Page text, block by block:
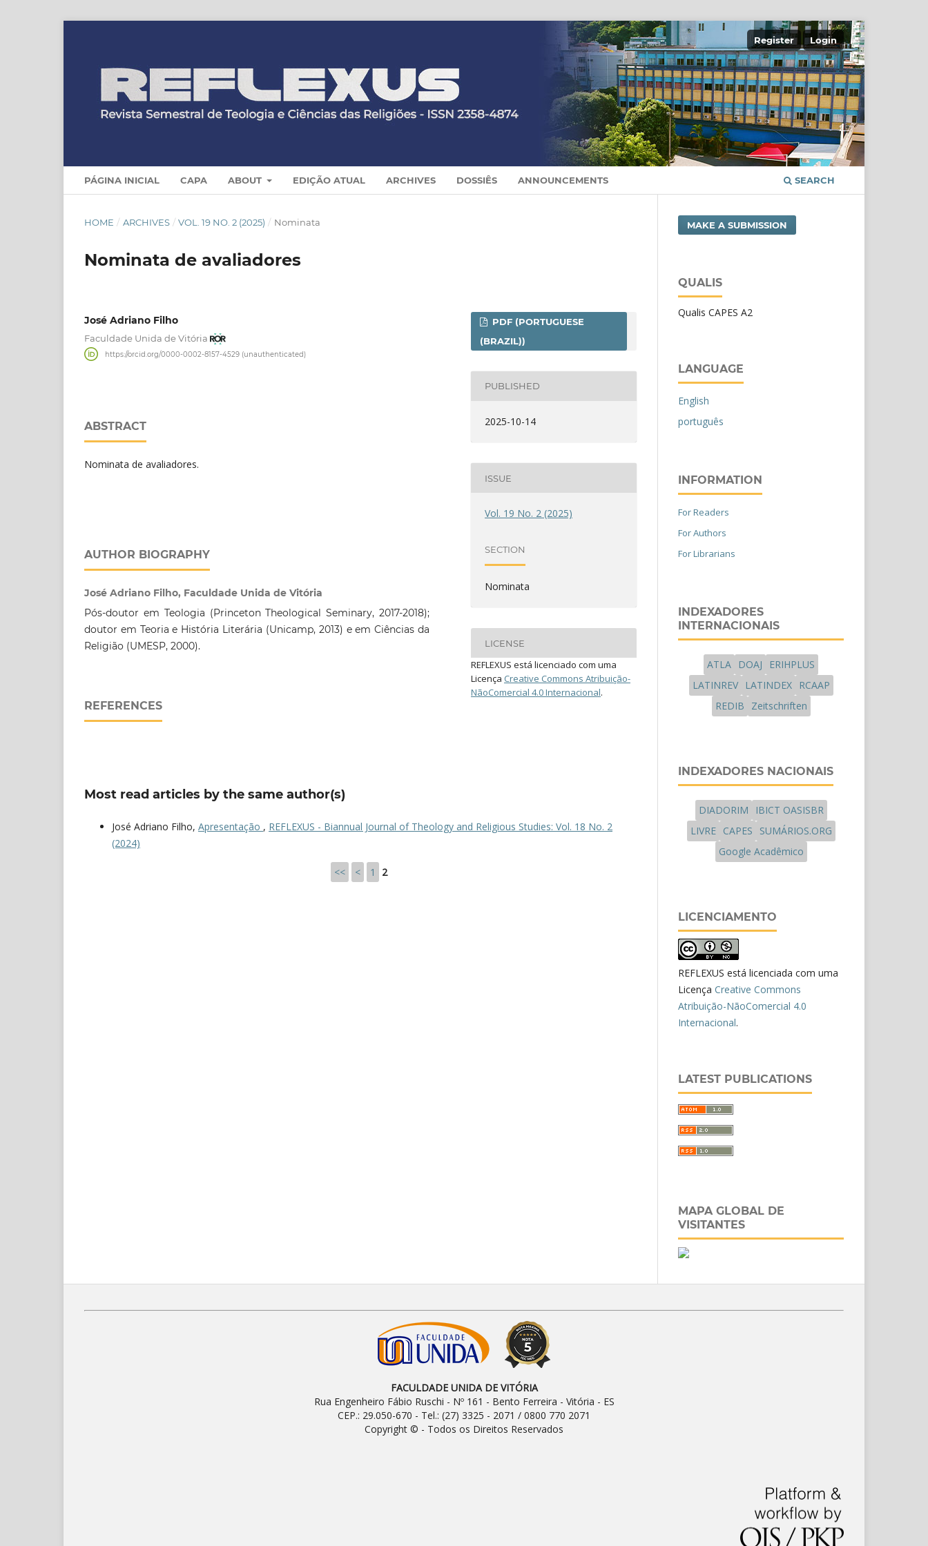
PÁGINA INICIAL CAPA ABOUT EDIÇÃO ATUAL ARCHIVES DOSSIÊS ANNOUNCEMENTS SEARCH
Register Login
HOME / ARCHIVES / VOL. 19 NO. 2 (2025) / Nominata
Nominata de avaliadores
José Adriano Filho
Faculdade Unida de Vitória
https://orcid.org/0000-0002-8157-4529 (unauthenticated)
ABSTRACT
Nominata de avaliadores.
AUTHOR BIOGRAPHY
José Adriano Filho, Faculdade Unida de Vitória
Pós-doutor em Teologia (Princeton Theological Seminary, 2017-2018);
doutor em Teoria e História Literária (Unicamp, 2013) e em Ciências da
Religião (UMESP, 2000).
REFERENCES
PDF (PORTUGUESE
(BRAZIL))
PUBLISHED
2025-10-14
ISSUE
Vol. 19 No. 2 (2025)
SECTION
Nominata
LICENSE
REFLEXUS está licenciado com uma
Licença Creative Commons Atribuição-
NãoComercial 4.0 Internacional.
Most read articles by the same author(s)
José Adriano Filho, Apresentação , REFLEXUS - Biannual Journal of Theology and Religious Studies: Vol. 18 No. 2
(2024)
<< < 1 2
MAKE A SUBMISSION
QUALIS
Qualis CAPES A2
LANGUAGE
English
português
INFORMATION
For Readers
For Authors
For Librarians
INDEXADORES
INTERNACIONAIS
ATLA DOAJ
ERIHPLUS
LATINREV
LATINDEX
RCAAP
REDIB
Zeitschriften
INDEXADORES NACIONAIS
DIADORIM
IBICT OASISBR
LIVRE
CAPES
SUMÁRIOS.ORG
Google Acadêmico
LICENCIAMENTO
REFLEXUS está licenciada com uma
Licença Creative Commons
Atribuição-NãoComercial 4.0
Internacional.
LATEST PUBLICATIONS
MAPA GLOBAL DE
VISITANTES
FACULDADE UNIDA DE VITÓRIA
Rua Engenheiro Fábio Ruschi - Nº 161 - Bento Ferreira - Vitória - ES
CEP.: 29.050-670 - Tel.: (27) 3325 - 2071 / 0800 770 2071
Copyright © - Todos os Direitos Reservados